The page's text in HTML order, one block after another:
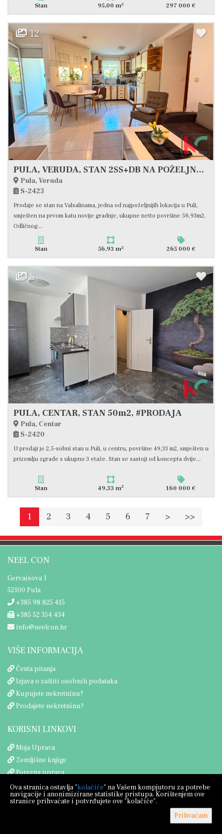
Stan 95,00 m2 297 000 €
12
PULA, VERUDA, STAN 2SS+DB NA POŽELJNOJ LOKACIJI, 200M OD PLAŽE #PRODAJA
Pula, Veruda
S-2423
Prodaje se stan na Valsalinama, jedna od najpoželjnijih lokacija u Puli,
smješten na prvom katu novije gradnje, ukupne netto površine 56,93m2.
Odličnog...
Stan 56,93 m2 265 000 €
8
PULA, CENTAR, STAN 50m2, #PRODAJA
Pula, Centar
S-2420
U prodaji je 2,5-sobni stan u Puli, u centru, površine 49,33 m2, smješten u
prizemlju zgrade s ukupno 3 etaže. Stan se sastoji od koncepta dvije...
Stan 49,33 m2 160 000 €
1 2 3 4 5 6 7 > >>
NEEL CON
Gervaisova 1
52100 Pula
+385 98 825 415
+385 52 354 434
info@neelcon.hr
VIŠE INFORMACIJA
Česta pitanja
Izjava o zaštiti osobnih podataka
Kupujete nekretninu?
Prodajete nekretninu?
KORISNI LINKOVI
Moja Uprava
Zemljišne knjige
Porezna uprava
Ova stranica ostavlja "kolačiće" na Vašem kompjutoru za potrebe
navigacije i anonimizirane statistike pristupa. Korištenjem ove
stranice prihvaćate i potvrđujete ove "kolačiće".
Prihvaćam